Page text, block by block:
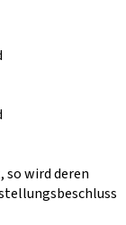
so wird deren